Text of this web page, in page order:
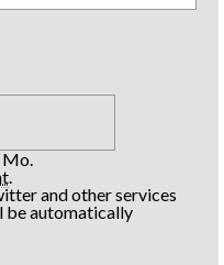
and other services
be automatically